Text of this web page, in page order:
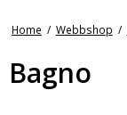
Home / Webbshop /
Bagno